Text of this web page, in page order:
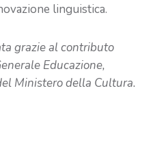
linguistica.
grazie al contributo
Educazione,
Ministero della Cultura.